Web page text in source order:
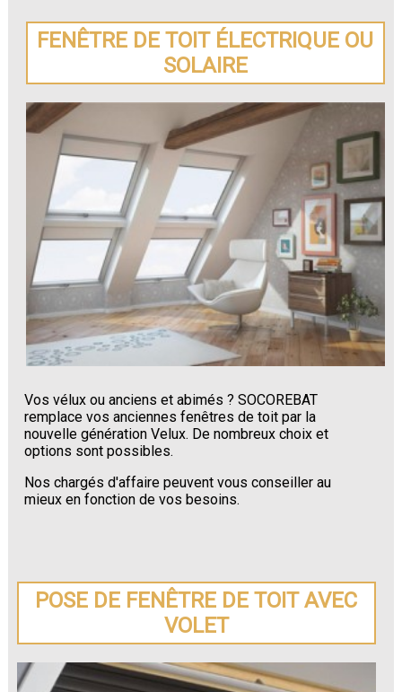
FENÊTRE DE TOIT ÉLECTRIQUE OU
SOLAIRE
Vos vélux ou anciens et abimés ? SOCOREBAT
remplace vos anciennes fenêtres de toit par la
nouvelle génération Velux. De nombreux choix et
options sont possibles.
Nos chargés d'affaire peuvent vous conseiller au
mieux en fonction de vos besoins.
POSE DE FENÊTRE DE TOIT AVEC
VOLET